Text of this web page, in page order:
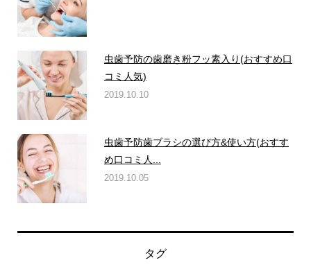
虫歯予防の歯磨き粉フッ素入り(おすすめ口
コミ人気)
2019.10.10
虫歯予防歯ブラシの選び方&使い方(おすす
め口コミ人...
2019.10.05
タグ